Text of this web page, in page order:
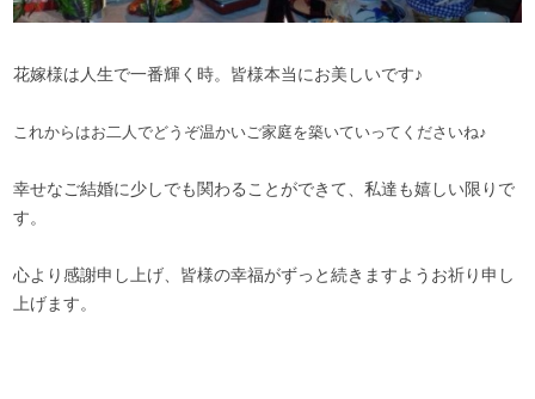
花嫁様は人生で一番輝く時。皆様本当にお美しいです♪
これからはお二人でどうぞ温かい ご家庭を築いていってくださいね♪
幸せなご結婚に少しでも関わることができて、私達も嬉しい限りで
す。
心より感謝申し上げ、皆様の幸福がずっと続きますようお祈り申し
上げます。